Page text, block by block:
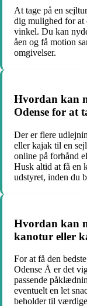
At tage på en
dig mulighed for at
vinkel. Du kan
åen og få motion
omgivelser.
Hvordan kan
Odense for at
Der er flere
eller kajak til en
online på forhånd
Husk altid at få en
udstyret, inden du
Hvordan kan
kanotur eller
For at få den
Odense Å er det
passende
eventuelt en let
beholder til